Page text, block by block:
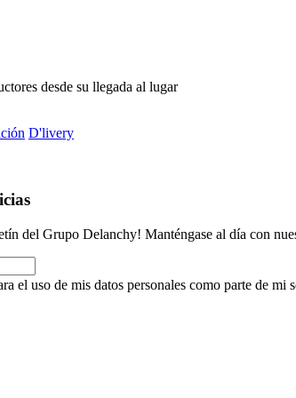
desde su llegada al lugar
D'livery
del Grupo Delanchy! Manténgase al día con
el uso de mis datos personales como parte de mi